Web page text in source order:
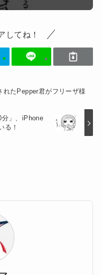
してね！
れたPepper君がフリーザ様
」、iPhone
る！